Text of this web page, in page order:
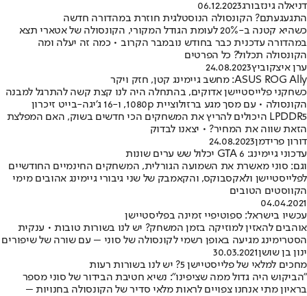
דניאלה גינזבורג06.12.2023
התגעגעתם? הקונסולה הנוסטלגית חוזרת במהדורה חדשה
כשהיא קטנה ב-20% לעומת הגודל המקורי, הקונסולה של אטארי תצא
במהדורה עדכנית כבר בחודש נובמבר הקרוב • כמה זה יעלה ומה
הקונסולה תכלול? כל הפרטים
ערן איצקוביץ24.08.2023
ASUS ROG Ally: מחשב גיימינג קטן, חזק ויקר
כשחקני פלייסטיישן אדוקים, בהתחלה היה לנו קצת קשה להתרגל למבנה
הקונסולה • עם מסך מגע ברזולוציית 1080p, ו-16 ג'יגה-בייט זיכרון
LPDDR5 היכולים להריץ את המשחקים הכי חדשים בשוק, האם המפלצת
הזאת שווה את המחיר? • יצאנו לבדוק
דורון פרידמן24.08.2023
עדכוני גיימינג: GTA 6 יכלול שש ערים שונות
וגם: סוני מאשרת את השמועה הגורלית, המשחקים החינמיים החודשיים
לפלייסטיישן ולאקסבוקס, והקאמבק של שני גיבורי גיימינג אהובים מימי
הקווסטים הטובים
04.04.2021
עכשיו בישראל: ספוטיפיי זמינה בפליסטיישן
אוהבים להאזין למוזיקה בזמן המשחק? יש לנו בשורות טובות • ענקית
הסטרימינג מגיעה באופן רשמי לקונסולה של סוני – עם שורה של שיפורים
ינון בן שושן30.03.2021
מחכים למלאי של פלייסטיישן 5? יש לנו בשורות רעות
"הביקוש היה גדול ממה שציפינו": נשיא חטיבת הבידור של סוני מספר
בראיון מתי אנחנו צפויים לראות מלאי סדיר של הקונסולה בחנויות –